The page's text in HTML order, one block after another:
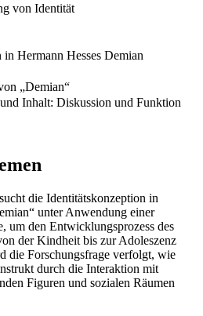
von Identität
Hermann Hesses Demian
„Demian“
Inhalt: Diskussion und Funktion
die Identitätskonzeption in
unter Anwendung einer
um den Entwicklungsprozess des
der Kindheit bis zur Adoleszenz
die Forschungsfrage verfolgt, wie
durch die Interaktion mit
Figuren und sozialen Räumen